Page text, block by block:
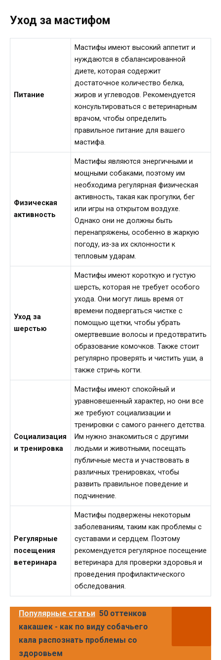
Уход за мастифом
Питание
Мастифы имеют высокий аппетит и
нуждаются в сбалансированной
диете, которая содержит
достаточное количество белка,
жиров и углеводов. Рекомендуется
консультироваться с ветеринарным
врачом, чтобы определить
правильное питание для вашего
мастифа.
Физическая
активность
Мастифы являются энергичными и
мощными собаками, поэтому им
необходима регулярная физическая
активность, такая как прогулки, бег
или игры на открытом воздухе.
Однако они не должны быть
перенапряжены, особенно в жаркую
погоду, из-за их склонности к
тепловым ударам.
Уход за
шерстью
Мастифы имеют короткую и густую
шерсть, которая не требует особого
ухода. Они могут лишь время от
времени подвергаться чистке с
помощью щетки, чтобы убрать
омертвевшие волосы и предотвратить
образование комочков. Также стоит
регулярно проверять и чистить уши, а
также стричь когти.
Социализация
и тренировка
Мастифы имеют спокойный и
уравновешенный характер, но они все
же требуют социализации и
тренировки с самого раннего детства.
Им нужно знакомиться с другими
людьми и животными, посещать
публичные места и участвовать в
различных тренировках, чтобы
развить правильное поведение и
подчинение.
Регулярные
посещения
ветеринара
Мастифы подвержены некоторым
заболеваниям, таким как проблемы с
суставами и сердцем. Поэтому
рекомендуется регулярное посещение
ветеринара для проверки здоровья и
проведения профилактического
обследования.
Популярные статьи 50 оттенков
какашек - как по виду собачьего
кала распознать проблемы со
здоровьем